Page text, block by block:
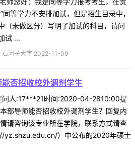
等学力不安排加试，但是招生目录中，
（未做区分）写明了加试的科目，请问
试 ...
石河子大学 2022-11-09
否招收校外调剂学生
问人:17***21时间:2020-04-2810:00提
部导师能否招收校外调剂学生？回复内
请咨询该专业所在学院，联系方式请查
yz.shzu.edu.cn/）中公布的2020年硕士